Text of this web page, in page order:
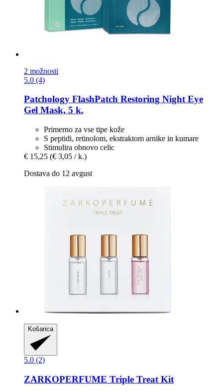
2 možnosti
5.0 (4)
Patchology FlashPatch Restoring Night Eye
Gel Mask, 5 k.
Primerno za vse tipe kože
S peptidi, retinolom, ekstraktom arnike in kumare
Stimulira obnovo celic
€ 15,25 (€ 3,05 / k.)
Dostava do 12 avgust
Košarica
5.0 (2)
ZARKOPERFUME Triple Treat Kit